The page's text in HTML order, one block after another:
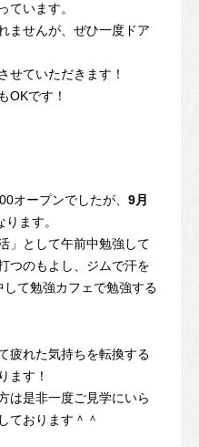
ています。
ませんが、ぜひ一度ドア
せていただきます！
OKです！
オープンでしたが、 9月
ります。
」として午前中勉強して
つのもよし、ジムで汗を
て勉強カフェで勉強する
疲れた気持ちを転換する
ます！
は是非一度ご見学にいら
ております＾＾